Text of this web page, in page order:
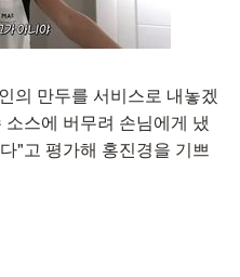
의 만두를 서비스로 내놓겠
스에 버무려 손님에게 냈
"고 평가해 홍진경을 기쁘